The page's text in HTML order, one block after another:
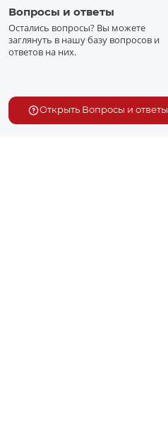
Вопросы и ответы
Остались вопросы? Вы можете
заглянуть в нашу базу вопросов и
ответов на них.
Открыть Вопросы и ответы